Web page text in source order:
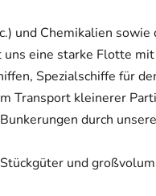
und Chemikalien
eine starke Flotte
Spezialschiffe für
Transport kleinerer
durch
und